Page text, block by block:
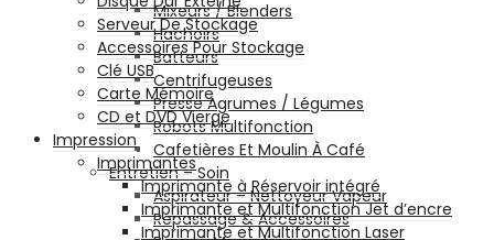
Mixeurs / Blenders
Hachoirs
Batteurs
Centrifugeuses
Presse Agrumes / Légumes
Robots Multifonction
Cafetières Et Moulin À Café
Entretien – Soin
Aspirateur – Nettoyeur Vapeur
Repassage & Accessoires
Serveur De Stockage
Accessoires Pour Stockage
Clé USB
Carte Mémoire
CD et DVD Vierge
Impression
Imprimantes
Imprimante à Réservoir intégré
Imprimante et Multifonction Jet d’encre
Imprimante et Multifonction Laser